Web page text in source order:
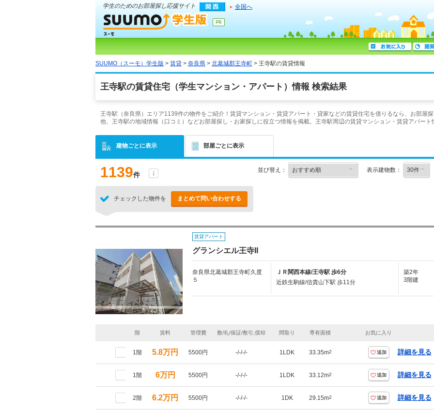
学生のためのお部屋探し応援サイト 全国へ
SUUMO（スーモ）学生版 > 賃貸 > 奈良県 > 北葛城郡王寺町 > 王寺駅の賃貸情報
王寺駅の賃貸住宅（学生マンション・アパート）情報 検索結果
王寺駅（奈良県）エリア1139件の物件をご紹介！賃貸マンション・賃貸アパート・貸家などの賃貸住宅を借りるなら、お部屋
他、王寺駅の地域情報（口コミ）などお部屋探し・お家探しに役立つ情報を掲載。王寺駅周辺の賃貸マンション・賃貸アパート
建物ごとに表示 部屋ごとに表示
1139件
並び替え： 表示建物数：
チェックした物件を まとめて問い合わせする
賃貸アパート
グランシエル王寺II
奈良県北葛城郡王寺町久度
５
ＪＲ関西本線/王寺駅 歩6分
近鉄生駒線/信貴山下駅 歩11分
築2年
3階建
階 賃料 管理費 敷/礼/保証/敷引,償却 間取り 専有面積 お気に入り
1階 5.8万円 5500円 -/-/-/- 1LDK 33.35m2 追加 詳細を見る
1階 6万円 5500円 -/-/-/- 1LDK 33.12m2 追加 詳細を見る
2階 6.2万円 5500円 -/-/-/- 1DK 29.15m2 追加 詳細を見る